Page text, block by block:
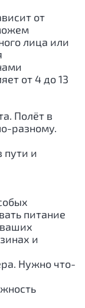
от
лица или
от 4 до 13
Полёт в
разному.
пути и
питание
и
Нужно что-